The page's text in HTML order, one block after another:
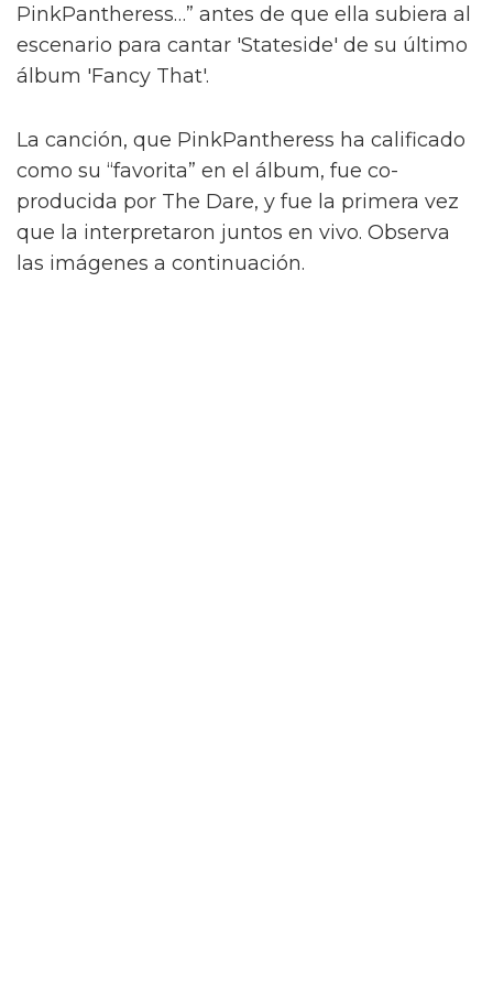
PinkPantheress…” antes de que ella subiera al
escenario para cantar 'Stateside' de su último
álbum 'Fancy That'.
La canción, que PinkPantheress ha calificado
como su “favorita” en el álbum, fue co-
producida por The Dare, y fue la primera vez
que la interpretaron juntos en vivo. Observa
las imágenes a continuación.